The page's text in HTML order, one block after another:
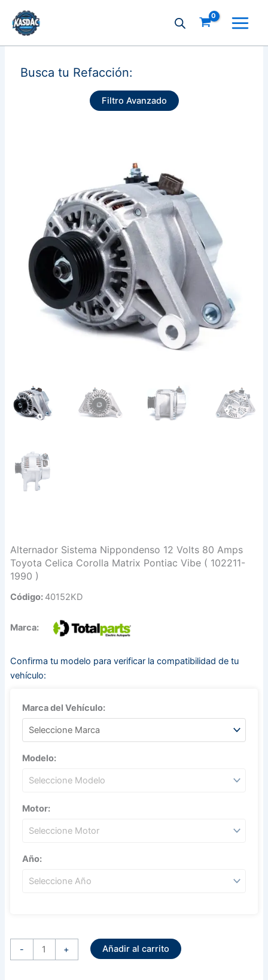
contenido
Busca tu Refacción:
Filtro Avanzado
Alternador Sistema Nippondenso 12 Volts 80 Amps
Toyota Celica Corolla Matrix Pontiac Vibe ( 102211-
1990 )
Código: 40152KD
Marca:
Confirma tu modelo para verificar la compatibilidad de tu
vehículo:
Marca del Vehículo:
Modelo:
Motor:
Año:
-
Nippondenso
12
+ Añadir al carrito